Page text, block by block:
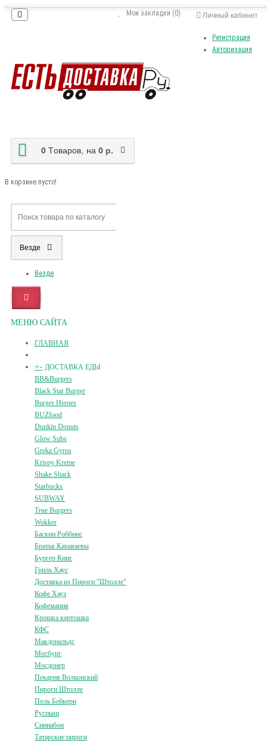
Личный кабинет
Регистрация
Авторизация
Мои закладки (0)
0 Tоваров, на 0 р.
В корзине пусто!
Везде
Везде
МЕНЮ САЙТА
ГЛАВНАЯ
+- ДОСТАВКА ЕДЫ
BB&Burgers
Black Star Burger
Burger Heroes
BUZfood
Dunkin Donuts
Glow Subs
Greka Gyros
Krispy Kreme
Shake Shack
Starbucks
SUBWAY
True Burgers
Wokker
Баскин Роббинс
Братья Караваевы
Бургер Кинг
Гриль Хаус
Доставка из Пироги "Штолле"
Кофе Хауз
Кофемания
Крошка картошка
КФС
Макдональдс
Мосбург
Мосдонер
Пекарня Волконский
Пироги Штолле
Поль Бейкери
Руспыш
Синнабон
Татарские пироги